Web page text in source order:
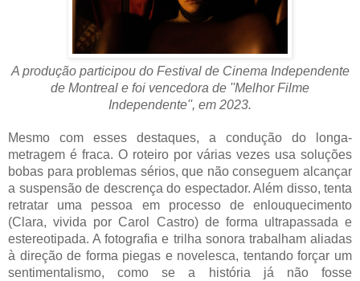
A produção participou do Festival de Cinema Independente
de Montreal e foi vencedora de ''Melhor Filme
Independente'', em 2023.
Mesmo com esses destaques, a condução do longa-
metragem é fraca. O roteiro por várias vezes usa soluções
bobas para problemas sérios, que não conseguem alcançar
a suspensão de descrença do espectador. Além disso, tenta
retratar uma pessoa em processo de enlouquecimento
(Clara, vivida por Carol Castro) de forma ultrapassada e
estereotipada. A fotografia e trilha sonora trabalham aliadas
à direção de forma piegas e novelesca, tentando forçar um
sentimentalismo, como se a história já não fosse